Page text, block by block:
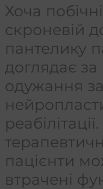
Хоча
скроневій
пантелику
доглядає
одужання
пацієнти
втрачені